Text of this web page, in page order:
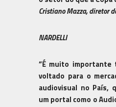
Cristiano Mazza, diretor
NARDELLI
“É muito importante
voltado para o
audiovisual no País,
um portal como o